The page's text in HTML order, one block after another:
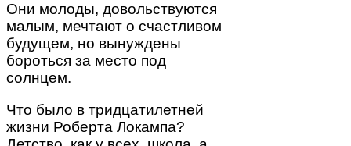
Они молоды, довольствуются
малым, мечтают о счастливом
будущем, но вынуждены
бороться за место под
солнцем.
Что было в тридцатилетней
жизни Роберта Локампа?